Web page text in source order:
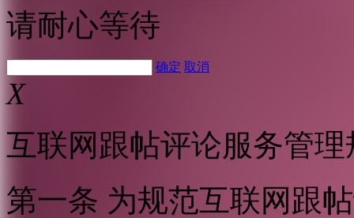
请耐心等待
确定 取消
X
互联网跟帖评论服务管理
第一条 为规范互联网跟